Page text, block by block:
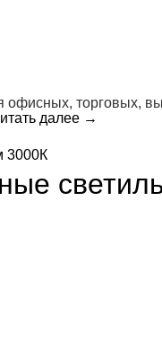
офисных, торговых,
далее →